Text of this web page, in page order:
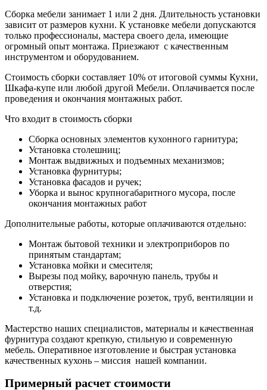
Сборка мебели занимает 1 или 2 дня. Длительность установки
зависит от размеров кухни. К установке мебели допускаются
только профессионалы, мастера своего дела, имеющие
огромный опыт монтажа. Приезжают с качественным
инструментом и оборудованием.
Стоимость сборки составляет 10% от итоговой суммы Кухни,
Шкафа-купе или любой другой Мебели. Оплачивается после
проведения и окончания монтажных работ.
Что входит в стоимость сборки
Сборка основных элементов кухонного гарнитура;
Установка столешниц;
Монтаж выдвижных и подъемных механизмов;
Установка фурнитуры;
Установка фасадов и ручек;
Уборка и вынос крупногабаритного мусора, после
окончания монтажных работ
Дополнительные работы, которые оплачиваются отдельно:
Монтаж бытовой техники и электроприборов по
принятым стандартам;
Установка мойки и смесителя;
Вырезы под мойку, варочную панель, трубы и
отверстия;
Установка и подключение розеток, труб, вентиляции и
т.д.
Мастерство наших специалистов, материалы и качественная
фурнитура создают крепкую, стильную и современную
мебель. Оперативное изготовление и быстрая установка
качественных кухонь – миссия нашей компании.
Примерный расчет стоимости